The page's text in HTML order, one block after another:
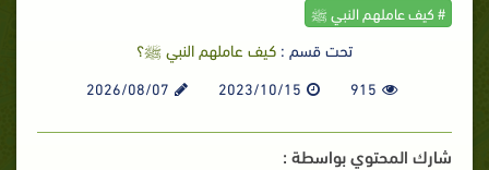
# كيف عاملهم النبي ﷺ
تحت قسم : كيف عاملهم النبي ﷺ؟
915
2023/10/15
2026/08/07
شارك المحتوي بواسطة :